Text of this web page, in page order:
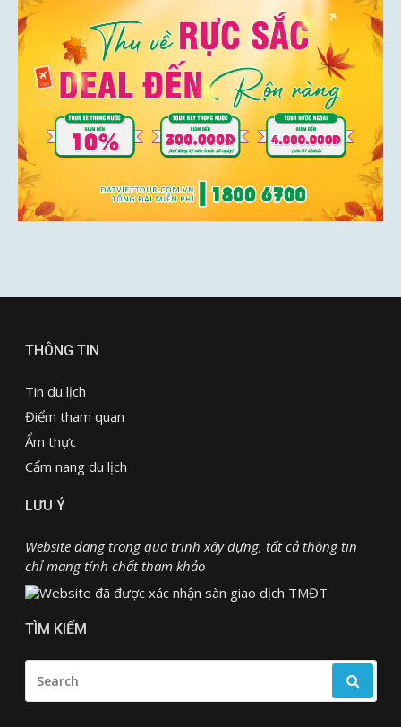
THÔNG TIN
Tin du lịch
Điểm tham quan
Ẩm thực
Cẩm nang du lịch
LƯU Ý
Website đang trong quá trình xây dựng, tất cả thông tin
chỉ mang tính chất tham khảo
TÌM KIẾM
FOR: